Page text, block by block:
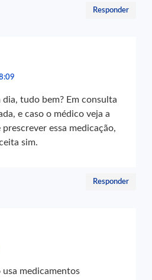
Responder
tudo bem? Em consulta
e caso o médico veja a
prescrever essa medicação,
sim.
Responder
medicamentos